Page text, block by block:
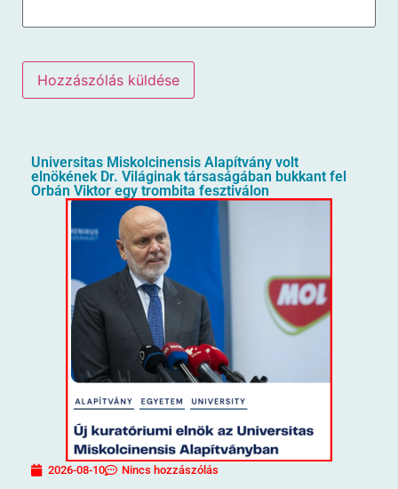
Universitas Miskolcinensis Alapítvány volt
elnökének Dr. Világinak társaságában bukkant fel
Orbán Viktor egy trombita fesztiválon
2026-08-10 Nincs hozzászólás